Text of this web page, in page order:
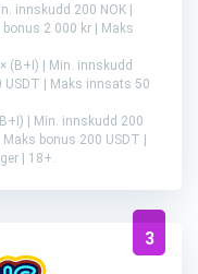
innskudd 200 NOK |
2 000 kr | Maks
(B+I) | Min. innskudd
USDT | Maks innsats 50
| Min. innskudd 200
bonus 200 USDT |
| 18+.
3